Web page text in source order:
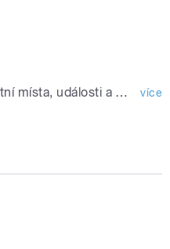
Vojta Kotek představuje unikátní místa, události a osobnosti spojené s naší zemí. více